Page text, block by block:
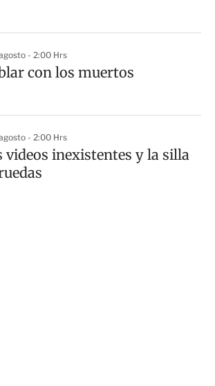
- 2:00 Hrs
con los muertos
- 2:00 Hrs
videos inexistentes y la silla